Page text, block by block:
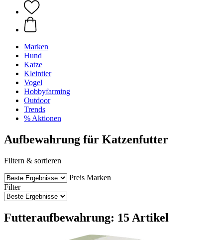
Marken
Hund
Katze
Kleintier
Vogel
Hobbyfarming
Outdoor
Trends
% Aktionen
Aufbewahrung für Katzenfutter
Filtern & sortieren
Preis Marken
Filter
Futteraufbewahrung: 15 Artikel